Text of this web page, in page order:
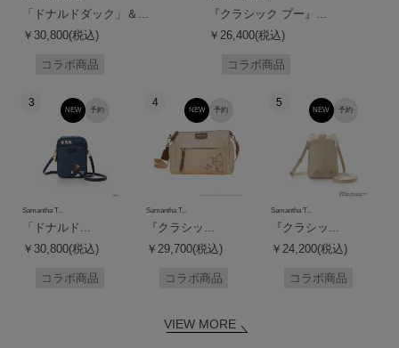
「ドナルドダック」＆...
￥30,800(税込)
コラボ商品
『クラシック プー』...
￥26,400(税込)
コラボ商品
3
予約
NEW
Samantha T...
「ドナルド...
￥30,800(税込)
コラボ商品
4
予約
NEW
Samantha T...
『クラシッ...
￥29,700(税込)
コラボ商品
5
予約
NEW
Samantha T...
『クラシッ...
￥24,200(税込)
コラボ商品
VIEW MORE